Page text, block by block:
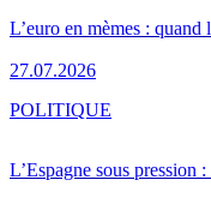
L’euro en mèmes :
27.07.2026
L’Espagne sous pression
POLITIQUE